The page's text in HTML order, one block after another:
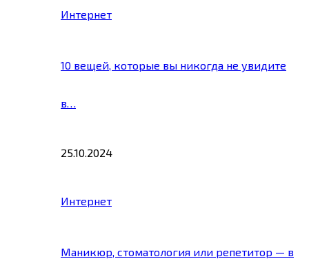
Интернет
10 вещей, которые вы никогда не увидите
в…
25.10.2024
Интернет
Маникюр, стоматология или репетитор — в